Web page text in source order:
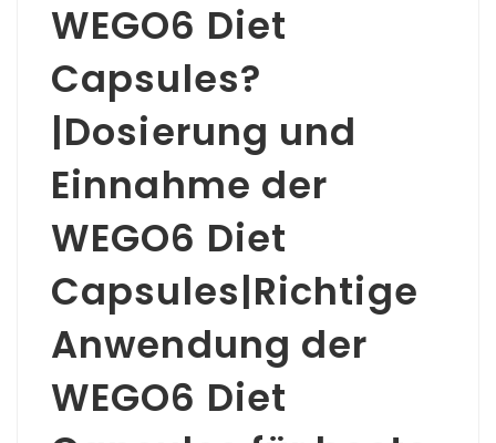
WEGO6 Diet
Capsules?
|Dosierung und
Einnahme der
WEGO6 Diet
Capsules|Richtige
Anwendung der
WEGO6 Diet